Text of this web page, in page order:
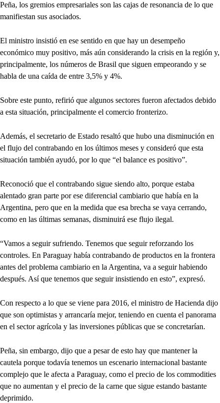
Peña, los gremios empresariales son las cajas de resonancia de lo que
manifiestan sus asociados.
El ministro insistió en ese sentido en que hay un desempeño
económico muy positivo, más aún considerando la crisis en la región y,
principalmente, los números de Brasil que siguen empeorando y se
habla de una caída de entre 3,5% y 4%.
Sobre este punto, refirió que algunos sectores fueron afectados debido
a esta situación, principalmente el comercio fronterizo.
Además, el secretario de Estado resaltó que hubo una disminución en
el flujo del contrabando en los últimos meses y consideró que esta
situación también ayudó, por lo que “el balance es positivo”.
Reconoció que el contrabando sigue siendo alto, porque estaba
alentado gran parte por ese diferencial cambiario que había en la
Argentina, pero que en la medida que esa brecha se vaya cerrando,
como en las últimas semanas, disminuirá ese flujo ilegal.
“Vamos a seguir sufriendo. Tenemos que seguir reforzando los
controles. En Paraguay había contrabando de productos en la frontera
antes del problema cambiario en la Argentina, va a seguir habiendo
después. Así que tenemos que seguir insistiendo en esto”, expresó.
Con respecto a lo que se viene para 2016, el ministro de Hacienda dijo
que son optimistas y arrancaría mejor, teniendo en cuenta el panorama
en el sector agrícola y las inversiones públicas que se concretarían.
Peña, sin embargo, dijo que a pesar de esto hay que mantener la
cautela porque todavía tenemos un escenario internacional bastante
complejo que le afecta a Paraguay, como el precio de los commodities
que no aumentan y el precio de la carne que sigue estando bastante
deprimido.